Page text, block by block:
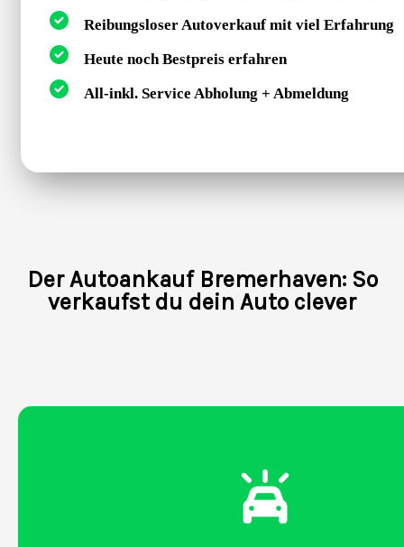
Reibungsloser Autoverkauf mit viel Erfahrung
Heute noch Bestpreis erfahren
All-inkl. Service Abholung + Abmeldung
Der Autoankauf Bremerhaven: So
verkaufst du dein Auto clever